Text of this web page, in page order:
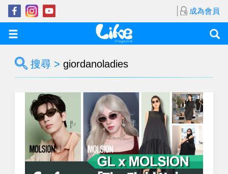
成為會員
搜尋 > giordanoladies